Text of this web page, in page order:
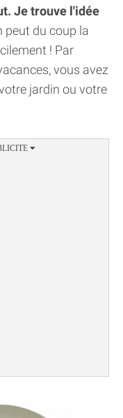
Je trouve l'idée
peut du coup la
! Par
vous avez
jardin ou votre